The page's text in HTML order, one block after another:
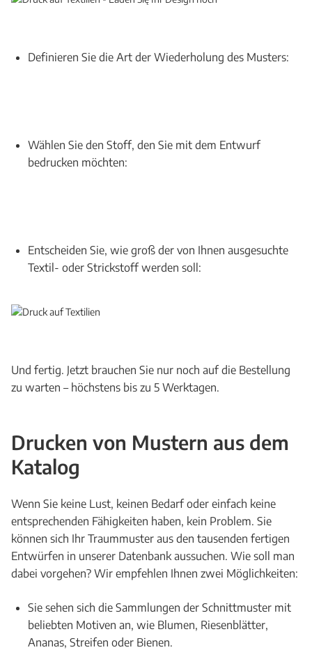
Definieren Sie die Art der Wiederholung des Musters:
Wählen Sie den Stoff, den Sie mit dem Entwurf
bedrucken möchten:
Entscheiden Sie, wie groß der von Ihnen ausgesuchte
Textil- oder Strickstoff werden soll:
Und fertig. Jetzt brauchen Sie nur noch auf die Bestellung
zu warten – höchstens bis zu 5 Werktagen.
Drucken von Mustern aus dem
Katalog
Wenn Sie keine Lust, keinen Bedarf oder einfach keine
entsprechenden Fähigkeiten haben, kein Problem. Sie
können sich Ihr Traummuster aus den tausenden fertigen
Entwürfen in unserer Datenbank aussuchen. Wie soll man
dabei vorgehen? Wir empfehlen Ihnen zwei Möglichkeiten:
Sie sehen sich die Sammlungen der Schnittmuster mit
beliebten Motiven an, wie Blumen, Riesenblätter,
Ananas, Streifen oder Bienen.